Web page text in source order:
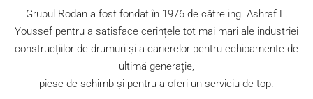
Grupul Rodan a fost fondat în 1976 de către ing. Ashraf L.
Youssef pentru a satisface cerințele tot mai mari ale industriei
construcțiilor de drumuri și a carierelor pentru echipamente de
ultimă generație,
piese de schimb și pentru a oferi un serviciu de top.